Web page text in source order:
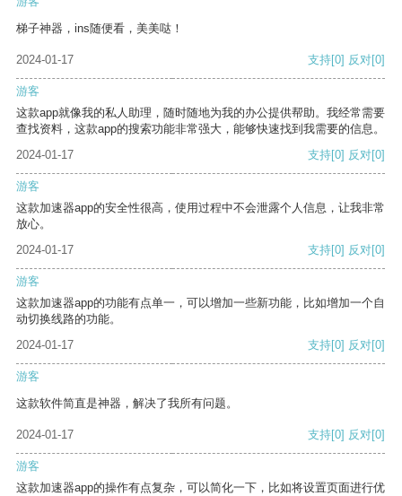
梯子神器，ins随便看，美美哒！
2024-01-17 支持[0] 反对[0]
游客
这款app就像我的私人助理，随时随地为我的办公提供帮助。我经常需要
查找资料，这款app的搜索功能非常强大，能够快速找到我需要的信息。
2024-01-17
支持[0] 反对[0]
游客
这款加速器app的安全性很高，使用过程中不会泄露个人信息，让我非常
放心。
2024-01-17
支持[0] 反对[0]
游客
这款加速器app的功能有点单一，可以增加一些新功能，比如增加一个自
动切换线路的功能。
2024-01-17
支持[0] 反对[0]
游客
这款软件简直是神器，解决了我所有问题。
2024-01-17 支持[0] 反对[0]
游客
这款加速器app的操作有点复杂，可以简化一下，比如将设置页面进行优